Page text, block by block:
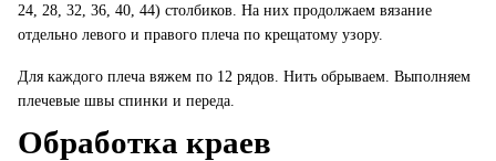
24, 28, 32, 36, 40, 44) столбиков. На них продолжаем вязание
отдельно левого и правого плеча по крещатому узору.
Для каждого плеча вяжем по 12 рядов. Нить обрываем. Выполняем
плечевые швы спинки и переда.
Обработка краев